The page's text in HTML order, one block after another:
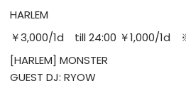
HARLEM
￥3,000/1d till 24:00 ￥1,000/1d
[HARLEM] MONSTER
GUEST DJ: RYOW